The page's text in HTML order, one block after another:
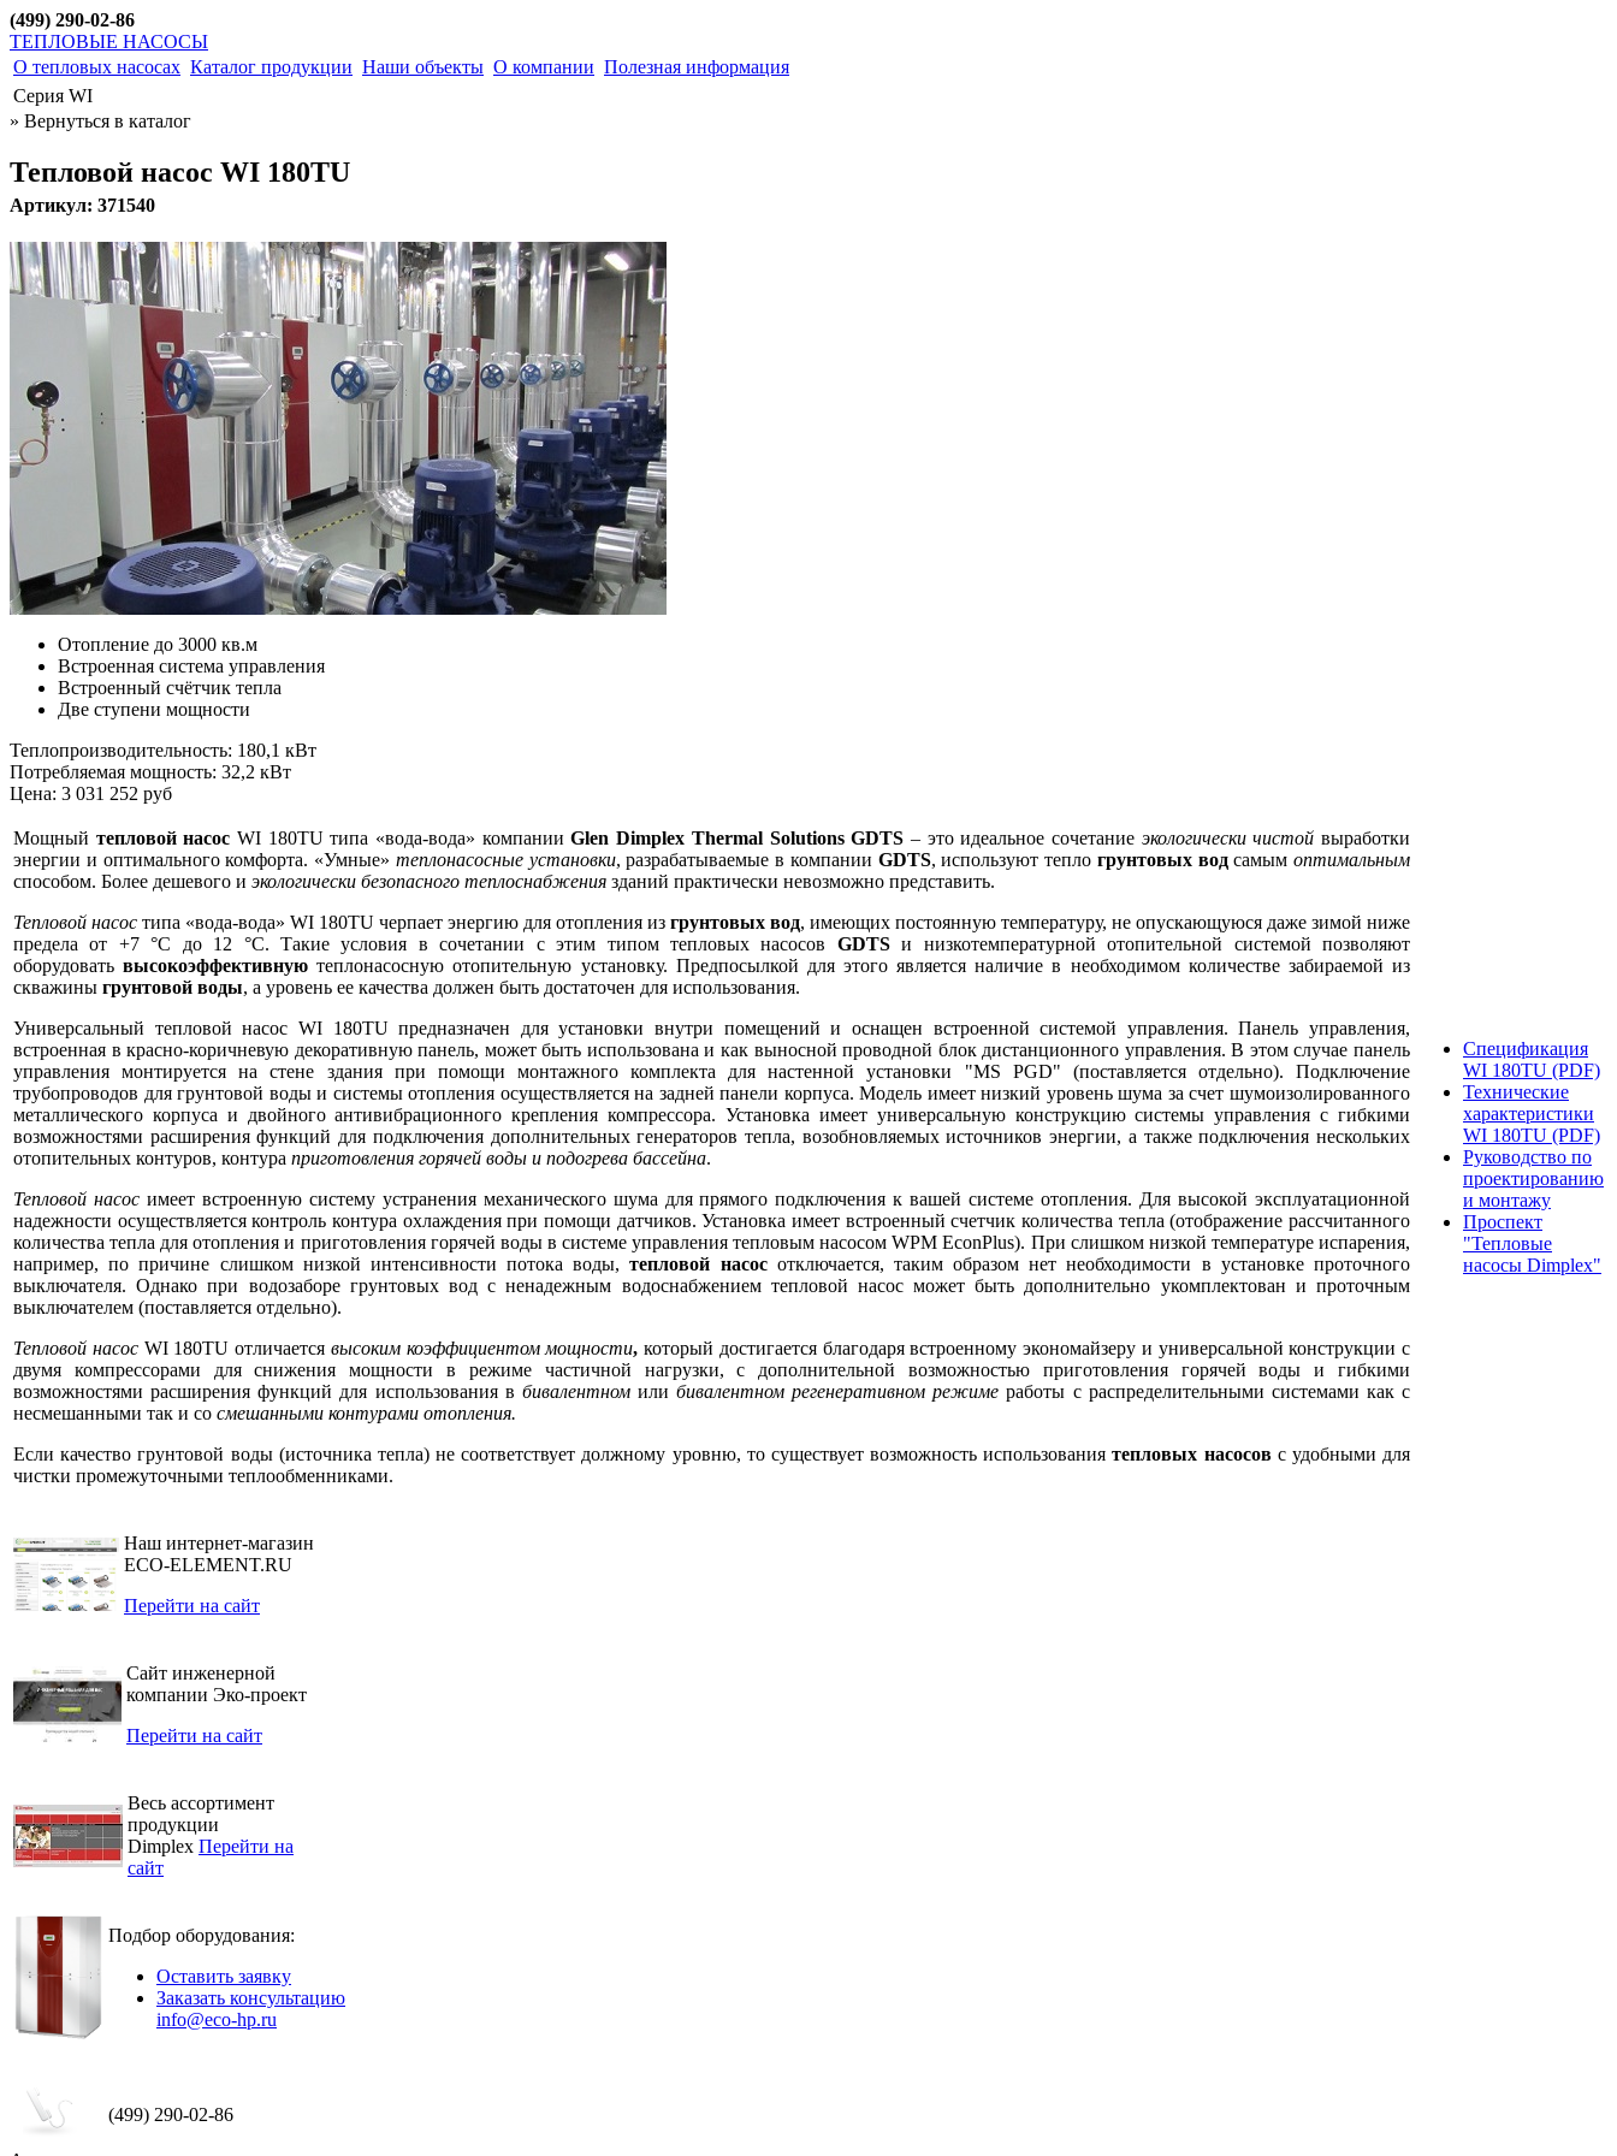
(499) 290-02-86
ТЕПЛОВЫЕ НАСОСЫ
О тепловых насосах Каталог продукции Наши объекты О компании Полезная информация
Серия WI
» Вернуться в каталог
Тепловой насос WI 180TU
Артикул: 371540
Отопление до 3000 кв.м
Встроенная система управления
Встроенный счётчик тепла
Две ступени мощности
Теплопроизводительность: 180,1 кВт
Потребляемая мощность: 32,2 кВт
Цена: 3 031 252 руб
Мощный тепловой насос WI 180TU типа «вода-вода» компанииGlen Dimplex Thermal Solutions GDTS – это идеальное сочетание экологически чистой выработки
энергии и оптимального комфорта. «Умные» теплонасосные установки, разрабатываемые в компании GDTS, используют тепло грунтовых водсамым оптимальным
способом. Более дешевого и экологически безопасного теплоснабжения зданий практически невозможно представить.
Тепловой насос типа «вода-вода» WI 180TU черпает энергию для отопления из грунтовых вод, имеющих постоянную температуру, не опускающуюся даже зимой ниже
предела от +7 °C до 12 °C. Такие условия в сочетании с этим типом тепловых насосов GDTSи низкотемпературной отопительной системой позволяют
оборудоватьвысокоэффективную теплонасосную отопительную установку. Предпосылкой для этого является наличие в необходимом количестве забираемой из
скважины грунтовой воды, а уровень ее качества должен быть достаточен для использования.
Универсальный тепловой насос WI 180TU предназначен для установки внутри помещений и оснащен встроенной системой управления. Панель управления,
встроенная в красно-коричневую декоративную панель, может быть использована и как выносной проводной блок дистанционного управления. В этом случае панель
управления монтируется на стене здания при помощи монтажного комплекта для настенной установки "MS PGD" (поставляется отдельно). Подключение
трубопроводов для грунтовой воды и системы отопления осуществляется на задней панели корпуса. Модель имеет низкий уровень шума за счет шумоизолированного
металлического корпуса и двойного антивибрационного крепления компрессора. Установка имеет универсальную конструкцию системы управления с гибкими
возможностями расширения функций для подключения дополнительных генераторов тепла, возобновляемых источников энергии, а также подключения нескольких
отопительных контуров, контура приготовления горячей воды и подогрева бассейна.
Тепловой насосимеет встроенную систему устранения механического шума для прямого подключения к вашей системе отопления. Для высокой эксплуатационной
надежности осуществляется контроль контура охлаждения при помощи датчиков. Установка имеет встроенный счетчик количества тепла (отображение рассчитанного
количества тепла для отопления и приготовления горячей воды в системе управления тепловым насосом WPM EconPlus). При слишком низкой температуре испарения,
например, по причине слишком низкой интенсивности потока воды,тепловой насосотключается, таким образом нет необходимости в установке проточного
выключателя. Однако при водозаборе грунтовых вод с ненадежным водоснабжением тепловой насос может быть дополнительно укомплектован и проточным
выключателем (поставляется отдельно).
Тепловой насос WI 180TU отличается высоким коэффициентом мощности, который достигается благодаря встроенному экономайзеру и универсальной конструкции с
двумя компрессорами для снижения мощности в режиме частичной нагрузки, с дополнительной возможностью приготовления горячей воды и гибкими
возможностями расширения функций для использования в бивалентномили бивалентном регенеративном режиме работы с распределительными системами как с
несмешанными так и со смешанными контурами отопления.
Если качество грунтовой воды (источника тепла) не соответствует должному уровню, то существует возможность использованиятепловых насосовс удобными для
чистки промежуточными теплообменниками.
Спецификация
WI 180TU (PDF)
Технические
характеристики
WI 180TU (PDF)
Руководство по
проектированию
и монтажу
Проспект
"Тепловые
насосы Dimplex"
Наш интернет-магазин
ECO-ELEMENT.RU
Перейти на сайт
Сайт инженерной
компании Эко-проект
Перейти на сайт
Весь ассортимент
продукции
Dimplex Перейти на
сайт
Подбор оборудования:
Оставить заявку
Заказать консультацию
info@eco-hp.ru
(499) 290-02-86